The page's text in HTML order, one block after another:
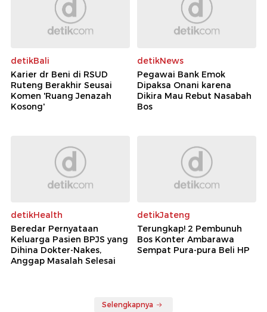
detikBali
Karier dr Beni di RSUD
Ruteng Berakhir Seusai
Komen 'Ruang Jenazah
Kosong'
detikNews
Pegawai Bank Emok
Dipaksa Onani karena
Dikira Mau Rebut Nasabah
Bos
detikHealth
Beredar Pernyataan
Keluarga Pasien BPJS yang
Dihina Dokter-Nakes,
Anggap Masalah Selesai
detikJateng
Terungkap! 2 Pembunuh
Bos Konter Ambarawa
Sempat Pura-pura Beli HP
Selengkapnya